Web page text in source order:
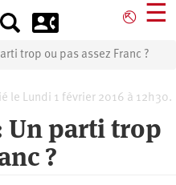
⎋ ☰
trop ou pas assez Franc ?
le Lundi 1 février 2016 à 12h30.
Un parti trop
?